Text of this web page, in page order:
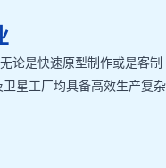
论是快速原型制作或是客制
星工厂均具备高效生产复杂